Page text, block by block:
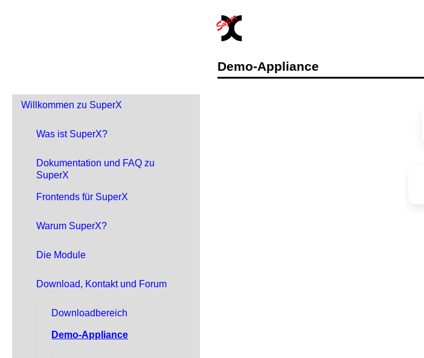
Demo-Appliance
Willkommen zu SuperX
Was ist SuperX?
Dokumentation und FAQ zu
SuperX
Frontends für SuperX
Warum SuperX?
Die Module
Download, Kontakt und Forum
Downloadbereich
Demo-Appliance